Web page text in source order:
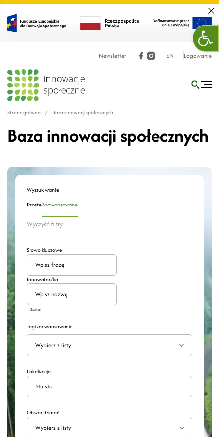
Newsletter EN Logowanie
Strona główna / Baza innowacji społecznych
Baza innowacji społecznych
Wyszukiwanie
ProsteZaawansowane
Wyczyść filtry
Słowo kluczowe
Innowator/ka
Szukaj
Tagi zaawansowanie
Wyszukaj Rozwiń
Lokalizacja
Obszar działań
Wybierz z listy